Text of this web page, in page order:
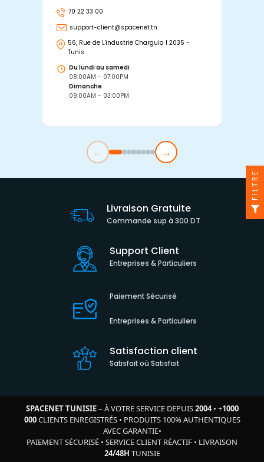
70 22 33 00
support-client@spacenet.tn
56, Rue de L'industrie Charguia I 2035 -
Tunis
Du lundi au samedi
08:00AM - 07:00PM
Dimanche
09:00AM - 03:00PM
← →
Livraison Gratuite
Commande sup à 300 DT
Support Client
Entreprises & Particuliers
Paiement Sécurisé
Entreprises & Particuliers
Satisfaction client
Satisfait où Satisfait
SPACENET TUNISIE– À VOTRE SERVICE DEPUIS2004• +1000
000CLIENTS ENREGISTRÉS• PRODUITS 100% AUTHENTIQUES
AVEC GARANTIE•
PAIEMENT SÉCURISÉ • SERVICE CLIENT RÉACTIF • LIVRAISON
24/48H TUNISIE
FILTRE